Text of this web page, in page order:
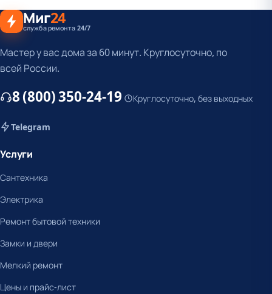
Миг24
служба ремонта 24/7
Мастер у вас дома за 60 минут. Круглосуточно, по
всей России.
8 (800) 350-24-19 Круглосуточно, без выходных
Telegram
Услуги
Сантехника
Электрика
Ремонт бытовой техники
Замки и двери
Мелкий ремонт
Цены и прайс-лист